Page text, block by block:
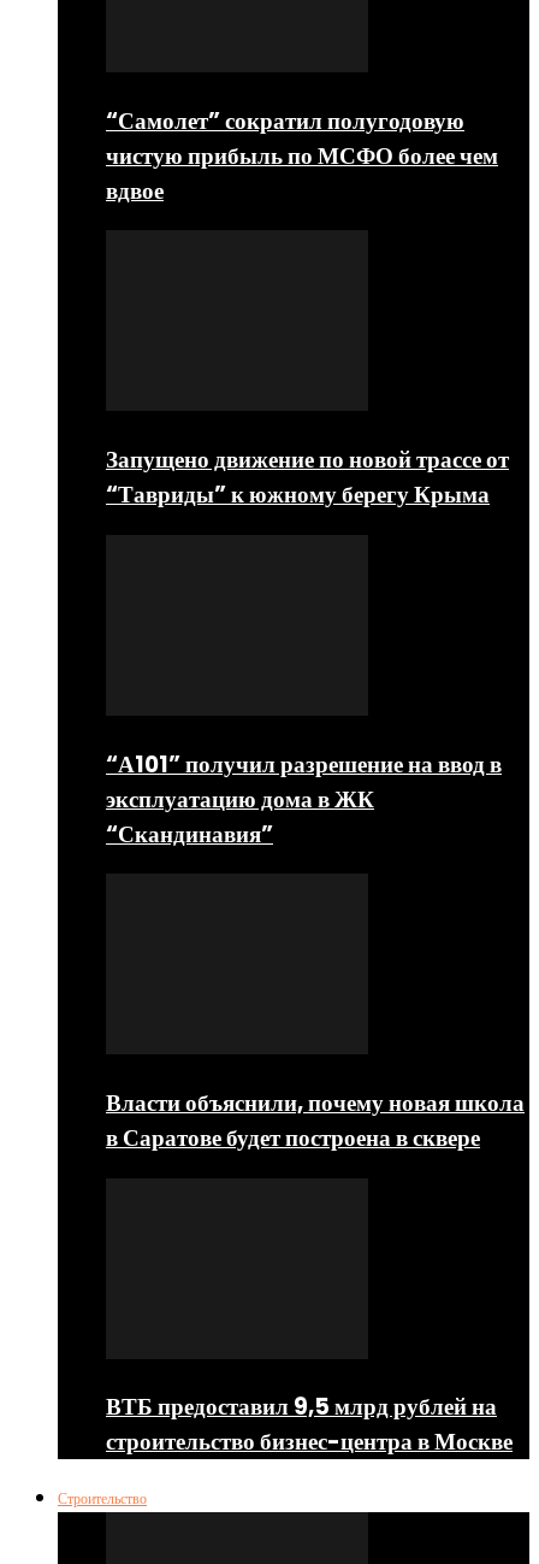
“Самолет” сократил полугодовую
чистую прибыль по МСФО более чем
вдвое
Запущено движение по новой трассе от
“Тавриды” к южному берегу Крыма
“А101” получил разрешение на ввод в
эксплуатацию дома в ЖК
“Скандинавия”
Власти объяснили, почему новая школа
в Саратове будет построена в сквере
ВТБ предоставил 9,5 млрд рублей на
строительство бизнес-центра в Москве
Строительство